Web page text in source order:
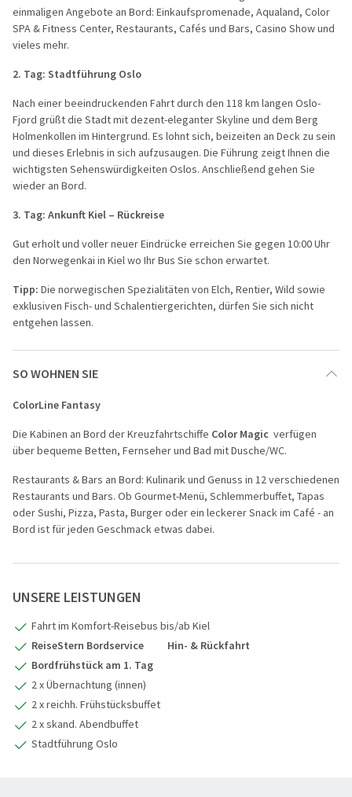
einmaligen Angebote an Bord: Einkaufspromenade, Aqualand, Color
SPA & Fitness Center, Restaurants, Cafés und Bars, Casino Show und
vieles mehr.
2. Tag: Stadtführung Oslo
Nach einer beeindruckenden Fahrt durch den 118 km langen Oslo-
Fjord grüßt die Stadt mit dezent-eleganter Skyline und dem Berg
Holmenkollen im Hintergrund. Es lohnt sich, beizeiten an Deck zu sein
und dieses Erlebnis in sich aufzusaugen. Die Führung zeigt Ihnen die
wichtigsten Sehenswürdigkeiten Oslos. Anschließend gehen Sie
wieder an Bord.
3. Tag: Ankunft Kiel – Rückreise
Gut erholt und voller neuer Eindrücke erreichen Sie gegen 10:00 Uhr
den Norwegenkai in Kiel wo Ihr Bus Sie schon erwartet.
Tipp: Die norwegischen Spezialitäten von Elch, Rentier, Wild sowie
exklusiven Fisch- und Schalentiergerichten, dürfen Sie sich nicht
entgehen lassen.
SO WOHNEN SIE
ColorLine Fantasy
Die Kabinen an Bord der Kreuzfahrtschiffe Color Magic verfügen
über bequeme Betten, Fernseher und Bad mit Dusche/WC.
Restaurants & Bars an Bord: Kulinarik und Genuss in 12 verschiedenen
Restaurants und Bars. Ob Gourmet-Menü, Schlemmerbuffet, Tapas
oder Sushi, Pizza, Pasta, Burger oder ein leckerer Snack im Café - an
Bord ist für jeden Geschmack etwas dabei.
UNSERE LEISTUNGEN
Fahrt im Komfort-Reisebus bis/ab Kiel
ReiseStern Bordservice Hin- & Rückfahrt
Bordfrühstück am 1. Tag
2 x Übernachtung (innen)
2 x reichh. Frühstücksbuffet
2 x skand. Abendbuffet
Stadtführung Oslo